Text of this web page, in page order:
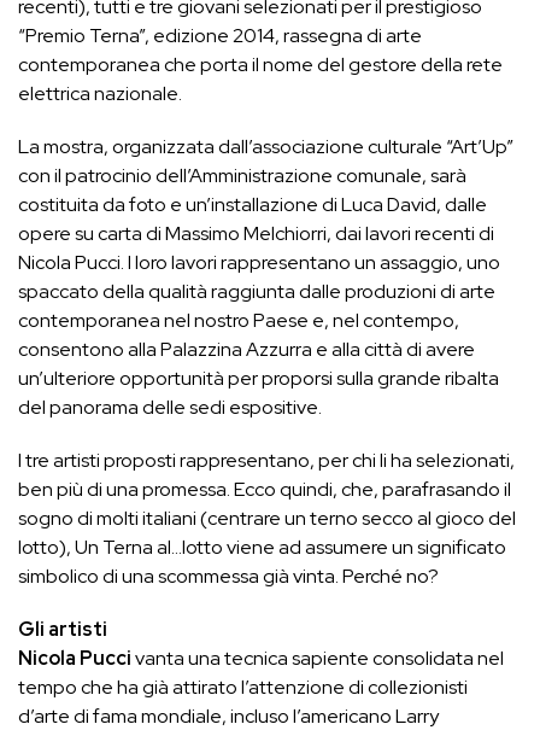
recenti), tutti e tre giovani selezionati per il prestigioso
“Premio Terna”, edizione 2014, rassegna di arte
contemporanea che porta il nome del gestore della rete
elettrica nazionale.
La mostra, organizzata dall’associazione culturale “Art’Up”
con il patrocinio dell’Amministrazione comunale, sarà
costituita da foto e un’installazione di Luca David, dalle
opere su carta di Massimo Melchiorri, dai lavori recenti di
Nicola Pucci. I loro lavori rappresentano un assaggio, uno
spaccato della qualità raggiunta dalle produzioni di arte
contemporanea nel nostro Paese e, nel contempo,
consentono alla Palazzina Azzurra e alla città di avere
un’ulteriore opportunità per proporsi sulla grande ribalta
del panorama delle sedi espositive.
I tre artisti proposti rappresentano, per chi li ha selezionati,
ben più di una promessa. Ecco quindi, che, parafrasando il
sogno di molti italiani (centrare un terno secco al gioco del
lotto), Un Terna al…lotto viene ad assumere un significato
simbolico di una scommessa già vinta. Perché no?
Gli artisti
Nicola Puccivanta una tecnica sapiente consolidata nel
tempo che ha già attirato l’attenzione di collezionisti
d’arte di fama mondiale, incluso l’americano Larry